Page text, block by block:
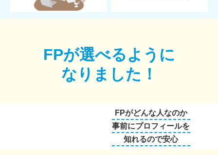
FPが選べるように
なりました！
FPがどんな人なのか
事前にプロフィールを
知れるので安心